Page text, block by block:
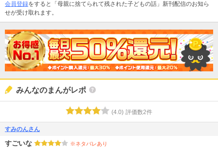
会員登録をすると「母親に捨てられて残された子どもの話」新刊配信のお知ら
せが受け取れます。
みんなのまんがレポ
(4.0) 評価数2件
すみのんさん
すごいな ※ネタバレあり